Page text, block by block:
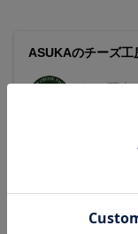
ASUKAのチーズ工
チーズ職人